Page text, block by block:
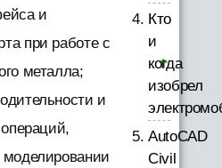
и
при работе с
металла;
и
Кто
и
когда
изобрел
AutoCAD
Civil